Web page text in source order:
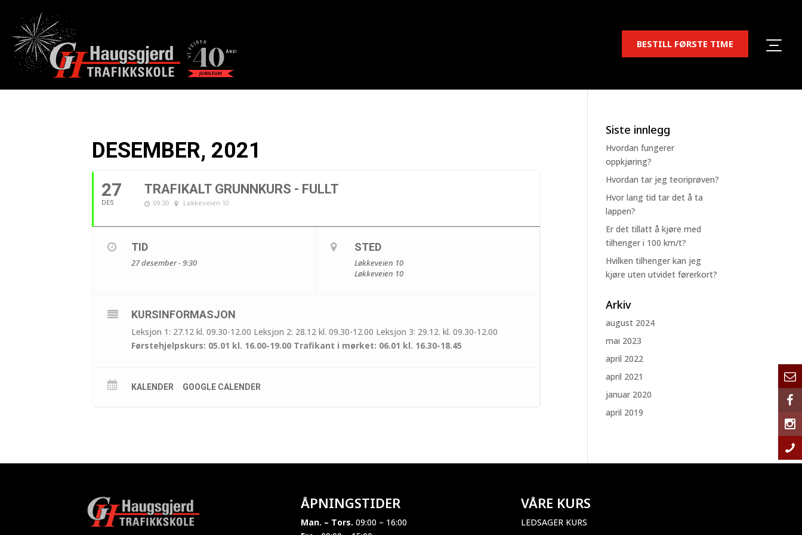
BESTILL FØRSTE TIME
DESEMBER, 2021
27
DES
TRAFIKALT GRUNNKURS - FULLT
09:30 Løkkeveien 10
TID
27 desember - 9:30
STED
Løkkeveien 10
Løkkeveien 10
KURSINFORMASJON
Leksjon 1: 27.12 kl. 09.30-12.00 Leksjon 2: 28.12 kl. 09.30-12.00 Leksjon 3: 29.12. kl. 09.30-12.00
Førstehjelpskurs: 05.01 kl. 16.00-19.00 Trafikant i mørket: 06.01 kl. 16.30-18.45
KALENDER GOOGLE CALENDER
Siste innlegg
Hvordan fungerer
oppkjøring?
Hvordan tar jeg teoriprøven?
Hvor lang tid tar det å ta
lappen?
Er det tillatt å kjøre med
tilhenger i 100 km/t?
Hvilken tilhenger kan jeg
kjøre uten utvidet førerkort?
Arkiv
august 2024
mai 2023
april 2022
april 2021
januar 2020
april 2019
ÅPNINGSTIDER
Man. – Tors. 09:00 – 16:00
VÅRE KURS
LEDSAGER KURS